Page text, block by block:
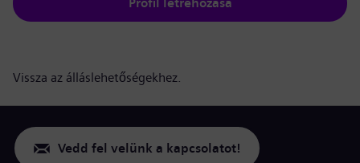
Vissza az álláslehetőségekhez.
Vedd fel velünk a kapcsolatot!